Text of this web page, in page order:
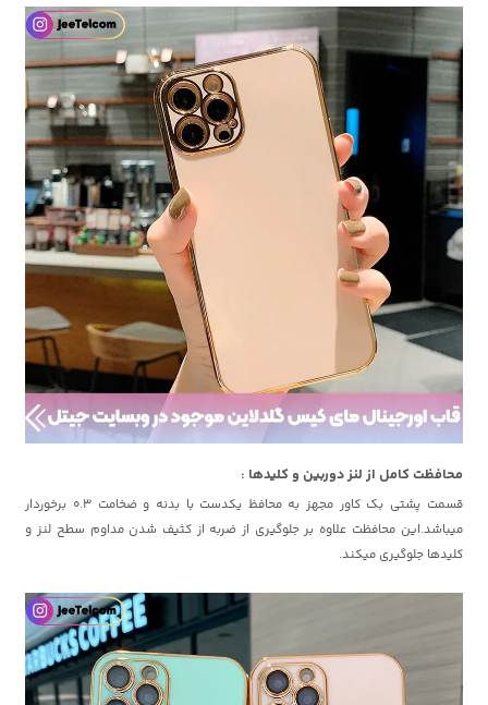
محافظت کامل از لنز دوربین و کلیدها :
قسمت پشتی بک کاور مجهز به محافظ یکدست با بدنه و ضخامت 0.3 برخوردار
میباشد.این محافظت علاوه بر جلوگیری از ضربه از کثیف شدن مداوم سطح لنز و
کلیدها جلوگیری میکند.